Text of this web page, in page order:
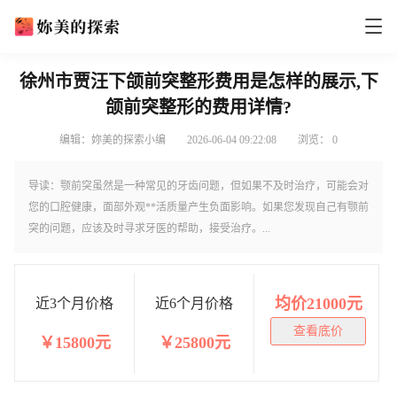
徐州市贾汪下颌前突整形费用是怎样的展示,下
颌前突整形的费用详情?
编辑：妳美的探索小编 2026-06-04 09:22:08 浏览： 0
导读：颚前突虽然是一种常见的牙齿问题，但如果不及时治疗，可能会对
您的口腔健康，面部外观**活质量产生负面影响。如果您发现自己有颚前
突的问题，应该及时寻求牙医的帮助，接受治疗。...
均价21000元
查看底价
近3个月价格
￥15800元
近6个月价格
￥25800元